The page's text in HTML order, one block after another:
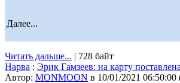
Далее...
Читать дальше... | 728 байт
Нарва : Эрик Гамзеев: на карту
Автор: MONMOON в 10/01/2021 06:50:00